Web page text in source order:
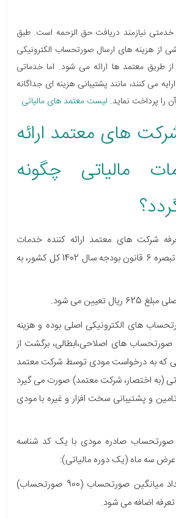
نیازمند دریافت حق الزحمه است. طبق
از هزینه های ارسال صورتحساب الکترونیکی
طریق معتمد ها ارائه می شود. اما خدماتی
می کنند، مانند پشتیبانی هزینه ای جداگانه
را پرداخت نماید. لیست معتمد های مالیاتی
های معتمد ارائه
مالیاتی چگونه
شرکت های معتمد ارائه کننده خدمات
مالیاتی را مطابق بند ج تبصره 6 قانون بودجه سال 1402 کل کشور، به
می شود.
های الکترونیکی اصلی بوده و هزینه
صورتحساب های اصلاحی،ابطالی، برگشت از
که به درخواست مودی توسط شرکت معتمد
(به اختصار، شرکت معتمد) صورت می گیرد
تامین و پشتیبانی سخت افزار و غیره با مودی
صورتحساب صادره مودی با یک کد شناسه
سه ماه (یک دوره مالیاتی):
2-1 کمتراز 0.7 برابر تعداد میانگین صورتحساب (900 صورتحساب)